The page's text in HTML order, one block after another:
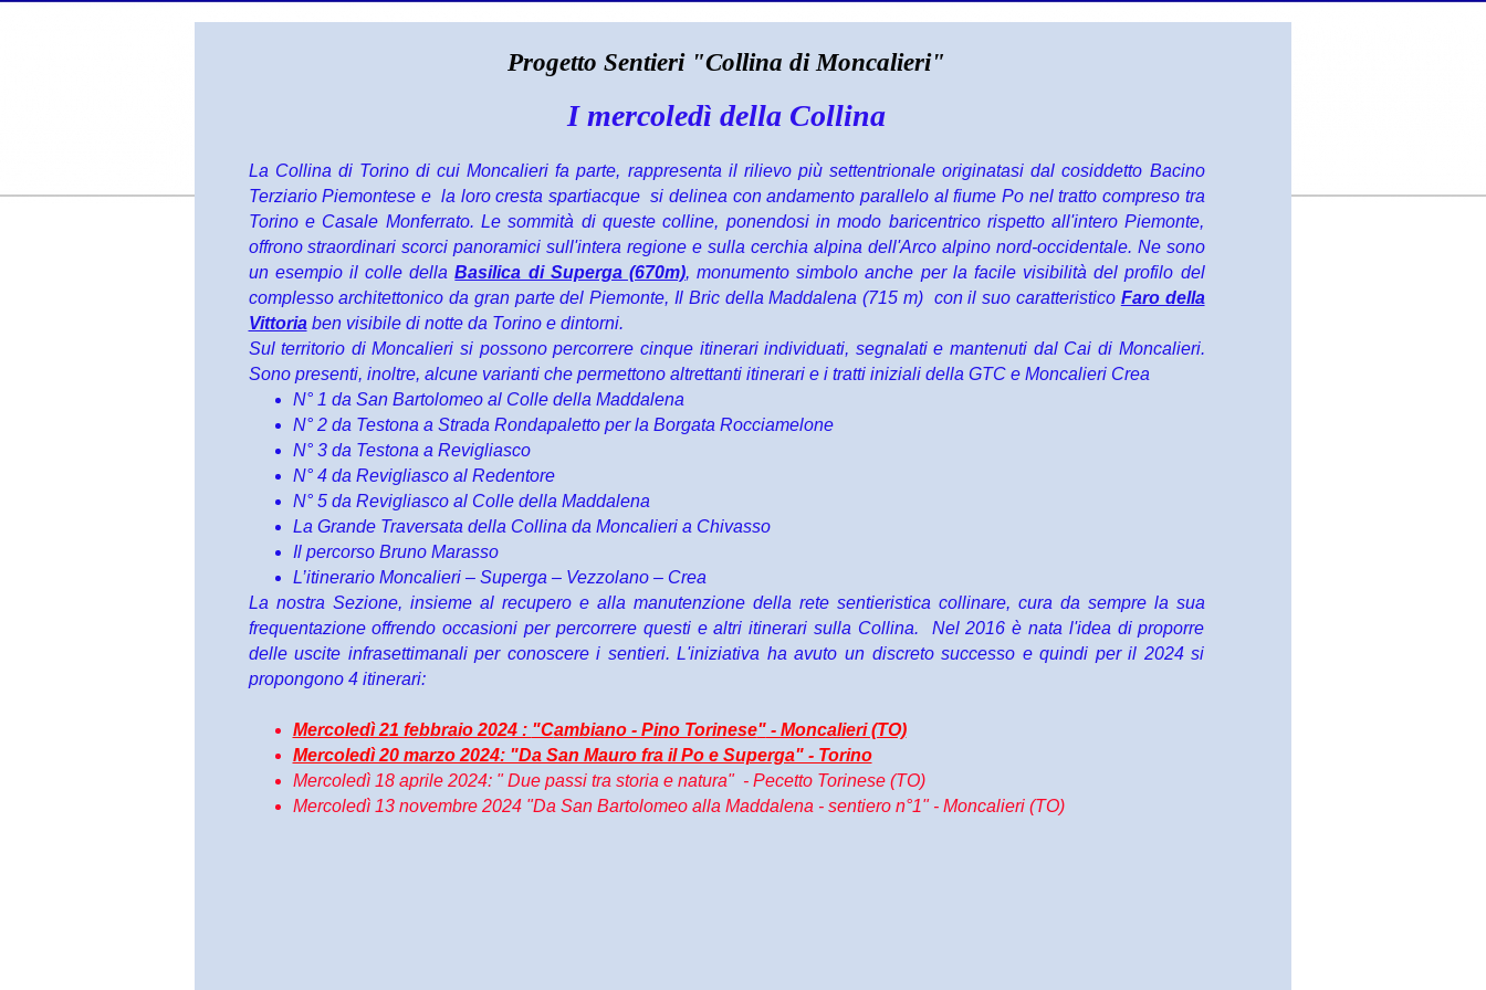
Progetto Sentieri "Collina di Moncalieri"
I mercoledì della Collina
La Collina di Torino di cui Moncalieri fa parte, rappresenta il rilievo più settentrionale originatasi dal cosiddetto Bacino
Terziario Piemontese e la loro cresta spartiacque si delinea con andamento parallelo al fiume Po nel tratto compreso tra
Torino e Casale Monferrato. Le sommità di queste colline, ponendosi in modo baricentrico rispetto all'intero Piemonte,
offrono straordinari scorci panoramici sull'intera regione e sulla cerchia alpina dell'Arco alpino nord-occidentale. Ne sono
un esempio il colle dellaBasilica di Superga (670m), monumento simbolo anche per la facile visibilità del profilo del
complesso architettonico da gran parte del Piemonte, Il Bric della Maddalena (715 m) con il suo caratteristico Faro della
Vittoriaben visibile di notte da Torino e dintorni.
Sul territorio di Moncalieri si possono percorrere cinque itinerari individuati, segnalati e mantenuti dal Cai di Moncalieri.
Sono presenti, inoltre, alcune varianti che permettono altrettanti itinerari e i tratti iniziali della GTC e Moncalieri Crea
N° 1 da San Bartolomeo al Colle della Maddalena
N° 2 da Testona a Strada Rondapaletto per la Borgata Rocciamelone
N° 3 da Testona a Revigliasco
N° 4 da Revigliasco al Redentore
N° 5 da Revigliasco al Colle della Maddalena
La Grande Traversata della Collina da Moncalieri a Chivasso
Il percorso Bruno Marasso
L’itinerario Moncalieri – Superga – Vezzolano – Crea
La nostra Sezione, insieme al recupero e alla manutenzione della rete sentieristica collinare, cura da sempre la sua
frequentazione offrendo occasioni per percorrere questi e altri itinerari sulla Collina. Nel 2016 è nata l'idea di proporre
delle uscite infrasettimanali per conoscere i sentieri. L'iniziativa ha avuto un discreto successo e quindi per il 2024 si
propongono 4 itinerari:
Mercoledì 21 febbraio 2024 : "Cambiano - Pino Torinese"- Moncalieri (TO)
Mercoledì 20 marzo 2024: "Da San Mauro fra il Po e Superga" - Torino
Mercoledì 18 aprile 2024: " Due passi tra storia e natura" - Pecetto Torinese (TO)
Mercoledì 13 novembre 2024 "Da San Bartolomeo alla Maddalena - sentiero n°1" - Moncalieri (TO)